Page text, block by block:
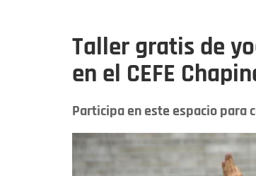
Taller gratis de
en el CEFE
Participa en este espacio para